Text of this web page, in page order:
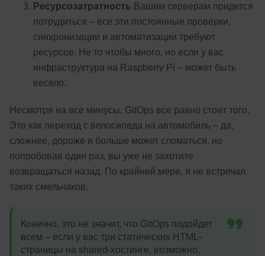
Ресурсозатратность Вашим серверам придется
потрудиться – все эти постоянные проверки,
синхронизации и автоматизации требуют
ресурсов. Не то чтобы много, но если у вас
инфраструктура на Raspberry Pi – может быть
весело.
Несмотря на все минусы, GitOps все равно стоит того.
Это как переход с велосипеда на автомобиль – да,
сложнее, дороже и больше может сломаться, но
попробовав один раз, вы уже не захотите
возвращаться назад. По крайней мере, я не встречал
таких смельчаков.
Конечно, это не значит, что GitOps подойдет
всем – если у вас три статических HTML-
страницы на shared-хостинге, возможно,